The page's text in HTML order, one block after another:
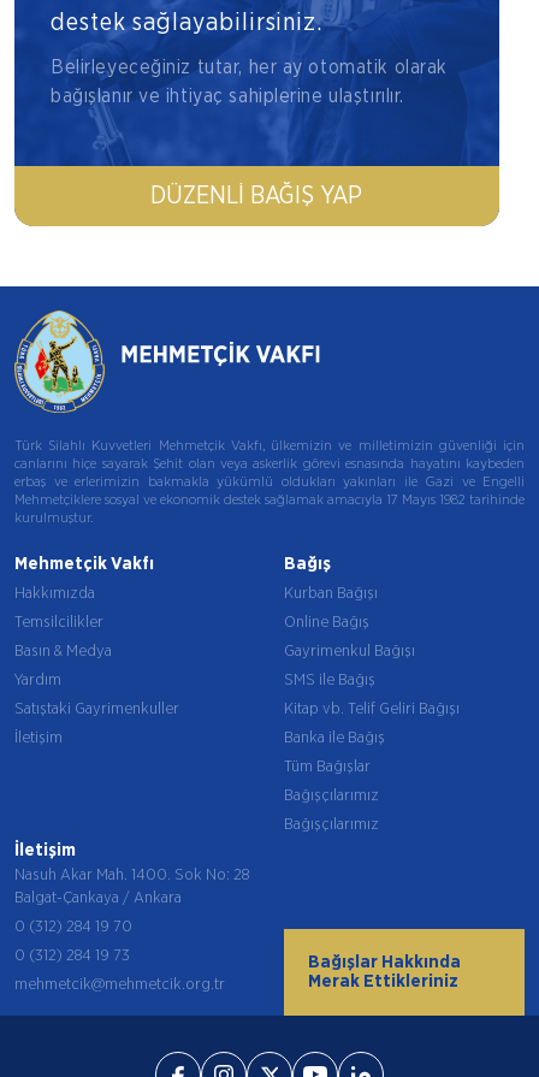
destek sağlayabilirsiniz.
Belirleyeceğiniz tutar, her ay otomatik olarak
bağışlanır ve ihtiyaç sahiplerine ulaştırılır.
DÜZENLI BAĞIŞ YAP
Türk Silahlı Kuvvetleri Mehmetçik Vakfı, ülkemizin ve milletimizin güvenliği için
canlarını hiçe sayarak Şehit olan veya askerlik görevi esnasında hayatını kaybeden
erbaş ve erlerimizin bakmakla yükümlü oldukları yakınları ile Gazi ve Engelli
Mehmetçiklere sosyal ve ekonomik destek sağlamak amacıyla 17 Mayıs 1982 tarihinde
kurulmuştur.
Mehmetçik Vakfı
Hakkımızda
Temsilcilikler
Basın & Medya
Yardım
Satıştaki Gayrimenkuller
İletişim
Bağış
Kurban Bağışı
Online Bağış
Gayrimenkul Bağışı
SMS ile Bağış
Kitap vb. Telif Geliri Bağışı
Banka ile Bağış
Tüm Bağışlar
Bağışçılarımız
Bağışçılarımız
İletişim
Nasuh Akar Mah. 1400. Sok No: 28
Balgat-Çankaya / Ankara
0 (312) 284 19 70
0 (312) 284 19 73
mehmetcik@mehmetcik.org.tr
Bağışlar Hakkında
Merak Ettikleriniz